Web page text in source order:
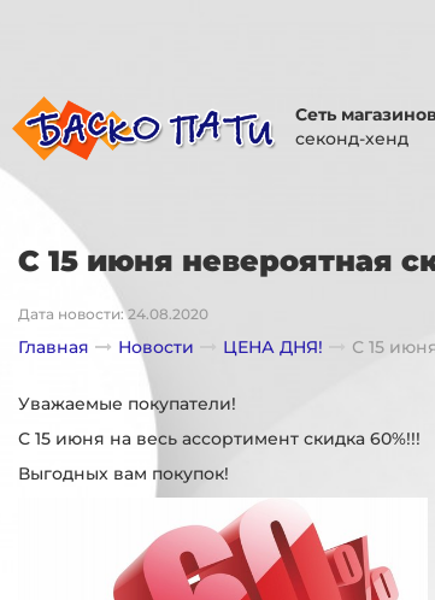
Сеть
секонд-хенд
С 15 июня невероятная
Дата новости: 24.08.2020
Главная Новости ЦЕНА ДНЯ! С 15
Уважаемые покупатели!
С 15 июня на весь ассортимент скидка 60%!!!
Выгодных вам покупок!